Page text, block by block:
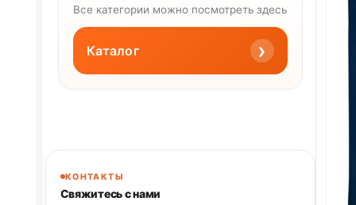
Все категории можно посмотреть здесь
Каталог ›
КОНТАКТЫ
Свяжитесь с нами